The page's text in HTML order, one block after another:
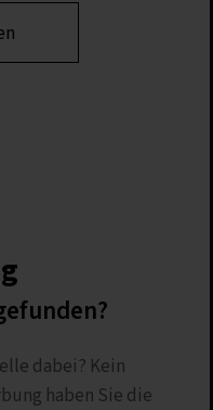
dabei? Kein
haben Sie die